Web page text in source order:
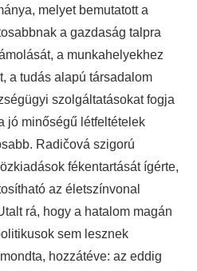
melyet bemutatott a
a gazdaság talpra
a munkahelyekhez
a tudás alapú társadalom
szolgáltatásokat fogja
jó minőségű létfeltételek
Radičová szigorú
fékentartását ígérte,
az életszínvonal
rá, hogy a hatalom magán
sem lesznek
hozzátéve: az eddig